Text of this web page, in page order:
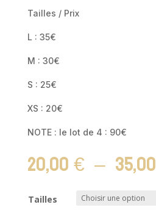
Tailles / Prix
L : 35€
M : 30€
S : 25€
XS : 20€
NOTE : le lot de 4 : 90€
20,00€ – 35,00
Tailles